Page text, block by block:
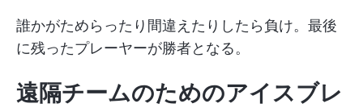
誰かがためらったり間違えたりしたら負け。最後
に残ったプレーヤーが勝者となる。
遠隔チームのためのアイスブレ